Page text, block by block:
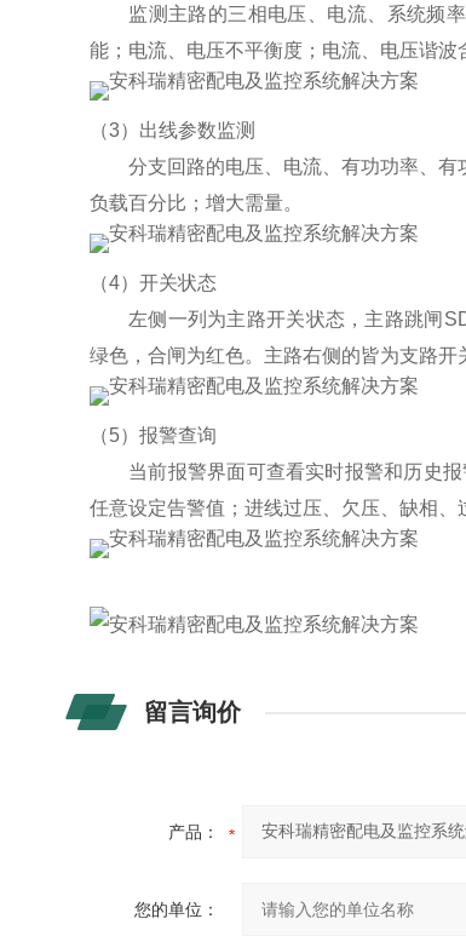
监测主路的三相电压、电流、系统频
能；电流、电压不平衡度；电流、电压谐波
（3）出线参数监测
分支回路的电压、电流、有功功率、有
负载百分比；增大需量。
（4）开关状态
左侧一列为主路开关状态，主路跳闸
绿色，合闸为红色。主路右侧的皆为支路开
（5）报警查询
当前报警界面可查看实时报警和历史
任意设定告警值；进线过压、欠压、缺相、
留言询价
产品：
您的单位：